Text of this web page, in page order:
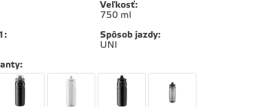
Veľkosť:
750 ml
:
Spôsob jazdy:
UNI
: